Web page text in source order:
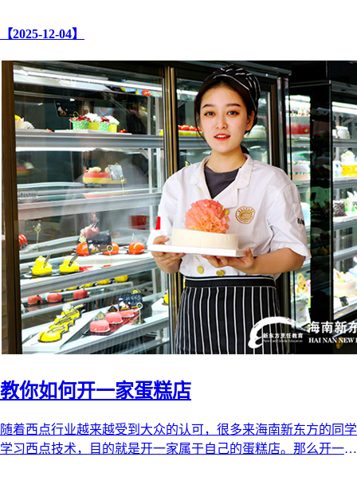
【2025-12-04】
教你如何开一家蛋糕店
随着西点行业越来越受到大众的认可，很多来海南新东方的同学
学习西点技术，目的就是开一家属于自己的蛋糕店。那么开一家